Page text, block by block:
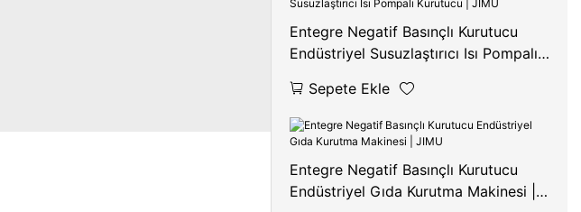
Entegre Negatif Basınçlı Kurutucu
Endüstriyel Susuzlaştırıcı Isı Pompalı
Sepete Ekle
Entegre Negatif Basınçlı Kurutucu
Endüstriyel Gıda Kurutma Makinesi |